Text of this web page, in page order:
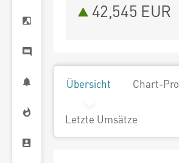
42,545 EUR
Übersicht Chart-Pro
Letzte Umsätze